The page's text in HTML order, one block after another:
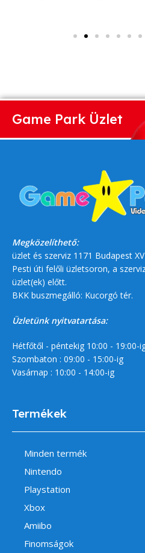
Game Park Üzlet
Megközelíthető:
üzlet és szerviz 1171 Budapest
Pesti úti felőli üzletsoron, a
üzlet(ek) előtt.
BKK buszmegálló: Kucorgó tér.
Üzletünk nyitvatartása:
Hétfőtől - péntekig 10:00 - 19:00-
Szombaton : 09:00 - 15:00-ig
Vasárnap : 10:00 - 14:00-ig
Termékek
Minden termék
Nintendo
Playstation
Xbox
Amiibo
Finomságok